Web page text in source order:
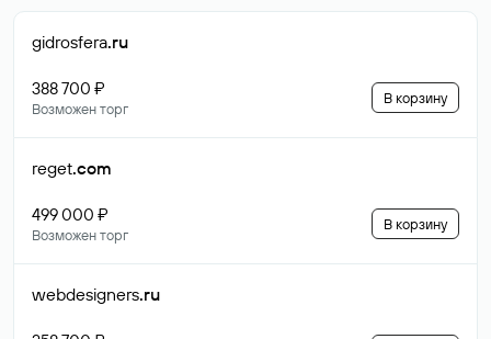
gidrosfera.ru
388 700 ₽
Возможен торг
В корзину
reget.com
499 000 ₽
Возможен торг
В корзину
webdesigners.ru